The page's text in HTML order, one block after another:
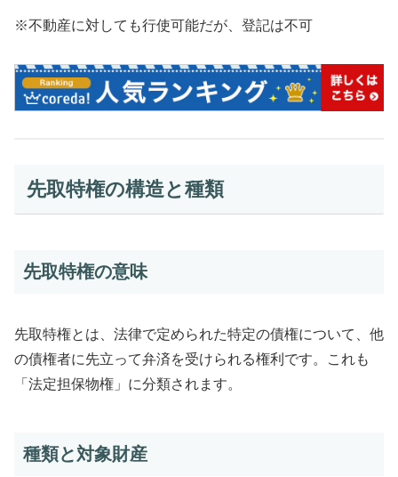
※不動産に対しても行使可能だが、登記は不可
先取特権の構造と種類
先取特権の意味
先取特権とは、法律で定められた特定の債権について、他
の債権者に先立って弁済を受けられる権利です。これも
「法定担保物権」に分類されます。
種類と対象財産